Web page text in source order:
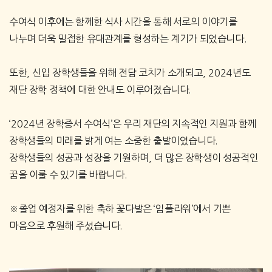
수여식 이후에는 함께한 식사 시간을 통해 서로의 이야기를
나누며 더욱 밀접한 유대관계를 형성하는 계기가 되었습니다.
또한, 신입 장학생들을 위해 전담 코치가 소개되고 , 2024년도
재단 장학 정책에 대한 안내도 이루어졌습니다.
‘2024년 장학증서 수여식’은 우리 재단의 지속적인 지원과 함께
장학생들의 미래를 밝게 여는 소중한 출발이었습니다.
장학생들의 성공과 성장을 기원하며
더 많은 장학생이 성공적인
꿈을 이룰 수 있기를 바랍니다.
※ 졸업 예정자를 위한 축하 꽃다발은‘임플라워 ’에서 기쁜
마음으로 후원해 주셨습니다.